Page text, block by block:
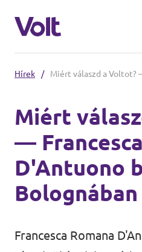
Magyar
Volt Europa
Irányelvek
A Volt-ról
Hírek /
Miért
—
D'Antuono
Bolognában
Francesca Romana